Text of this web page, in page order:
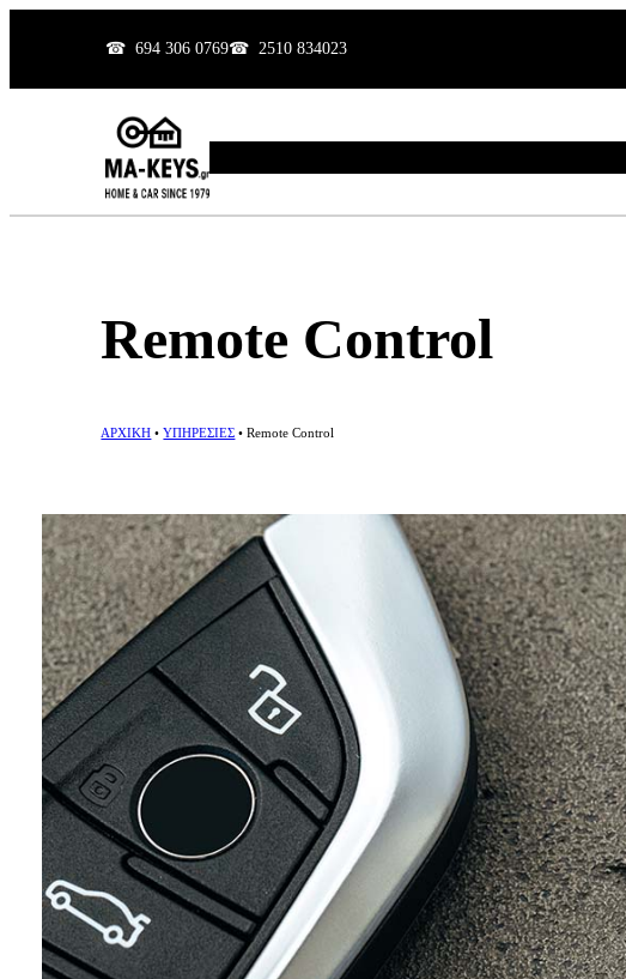
Μετάβαση
στο
περιεχόμενο
694 306 0769 2510 834023
Remote Control
ΑΡΧΙΚΗ •ΥΠΗΡΕΣΙΕΣ •Remote Control